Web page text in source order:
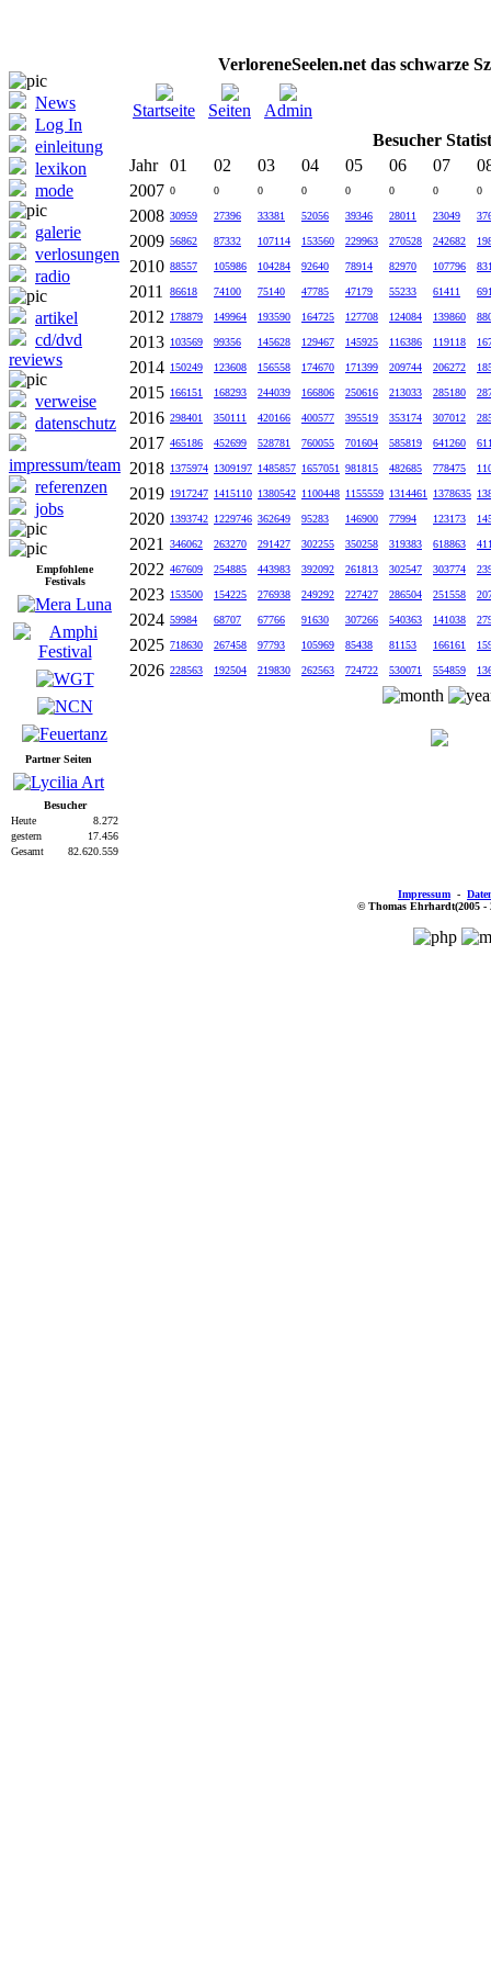
News
Log In
einleitung
lexikon
mode
galerie
verlosungen
radio
artikel
cd/dvd
reviews
verweise
datenschutz
impressum/team
referenzen
jobs
Empfohlene
Festivals
Partner Seiten
Besucher
Heute
8.272
gestern
17.456
Gesamt
82.620.559
VerloreneSeelen.net das schwarze
Startseite Seiten
Admin
Besucher
Jahr
01 02 03 04 05 06 07
2007 0 0 0 0 0 0 0 0
2008 30959 27396 33381 52056 39346 28011 23049
2009 56862 87332 107114 153560 229963 270528 242682
2010 88557 105986 104284 92640 78914 82970 107796
2011 86618 74100 75140 47785 47179 55233 61411
2012 178879 149964 193590 164725 127708 124084 139860
2013 103569 99356 145628 129467 145925 116386 119118
2014 150249 123608 156558 174670 171399 209744 206272
2015 166151 168293 244039 166806 250616 213033 285180
2016 298401 350111 420166 400577 395519 353174 307012
2017 465186 452699 528781 760055 701604 585819 641260
2018 1375974 1309197 1485857 1657051 981815 482685 778475
2019 1917247 1415110 1380542 1100448 1155559 1314461 1378635
2020 1393742 1229746 362649 95283 146900 77994 123173
2021 346062 263270 291427 302255 350258 319383 618863
2022 467609 254885 443983 392092 261813 302547 303774
2023 153500 154225 276938 249292 227427 286504 251558
2024 59984 68707 67766 91630 307266 540363 141038
2025 718630 267458 97793 105969 85438 81153 166161
2026 228563 192504 219830 262563 724722 530071 554859
Impressum -
© Thomas Ehrhardt(2005 -